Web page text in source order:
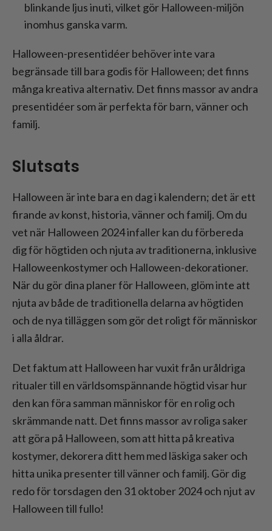
blinkande ljus inuti, vilket gör Halloween-miljön
inomhus ganska varm.
Halloween-presentidéer behöver inte vara
begränsade till bara godis för Halloween; det finns
många kreativa alternativ. Det finns massor av andra
presentidéer som är perfekta för barn, vänner och
familj.
Slutsats
Halloween är inte bara en dag i kalendern; det är ett
firande av konst, historia, vänner och familj. Om du
vet när Halloween 2024 infaller kan du förbereda
dig för högtiden och njuta av traditionerna, inklusive
Halloweenkostymer och Halloween-dekorationer.
När du gör dina planer för Halloween, glöm inte att
njuta av både de traditionella delarna av högtiden
och de nya tilläggen som gör det roligt för människor
i alla åldrar.
Det faktum att Halloween har vuxit från uråldriga
ritualer till en världsomspännande högtid visar hur
den kan föra samman människor för en rolig och
skrämmande natt. Det finns massor av roliga saker
att göra på Halloween, som att hitta på kreativa
kostymer, dekorera ditt hem med läskiga saker och
hitta unika presenter till vänner och familj. Gör dig
redo för torsdagen den 31 oktober 2024 och njut av
Halloween till fullo!